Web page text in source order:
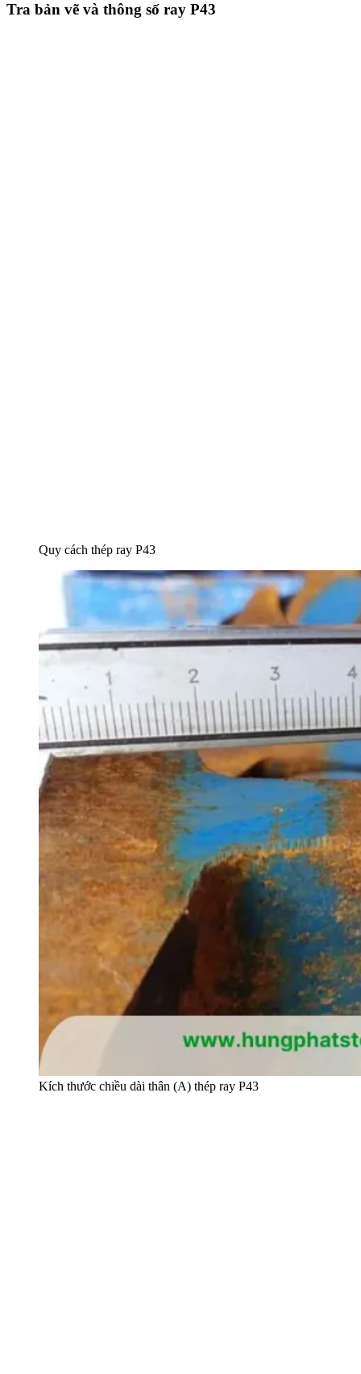
Tra bản vẽ và thông số ray P43
Quy cách thép ray P43
Kích thước chiều dài thân (A) thép ray P43